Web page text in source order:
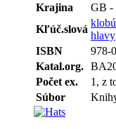
Krajina
GB -
Kľúč.slová
hlavy
ISBN
978-
Katal.org.
Počet ex.
1, z
Súbor